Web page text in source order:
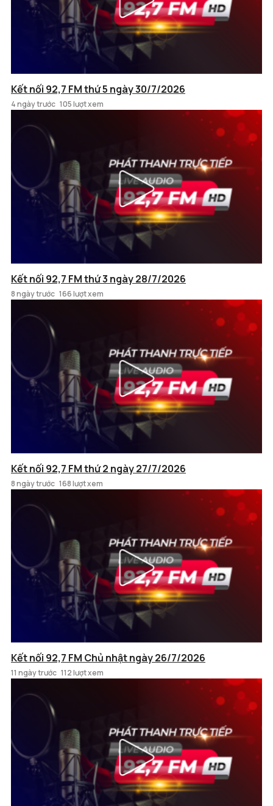
Kết nối 92,7 FM thứ 5 ngày 30/7/2026
4 ngày trước 105 lượt xem
Kết nối 92,7 FM thứ 3 ngày 28/7/2026
8 ngày trước 166 lượt xem
Kết nối 92,7 FM thứ 2 ngày 27/7/2026
8 ngày trước 168 lượt xem
Kết nối 92,7 FM Chủ nhật ngày 26/7/2026
11 ngày trước 112 lượt xem